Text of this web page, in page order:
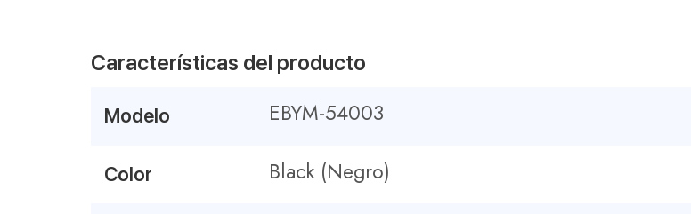
Características del producto
Modelo EBYM-54003
Color Black (Negro)